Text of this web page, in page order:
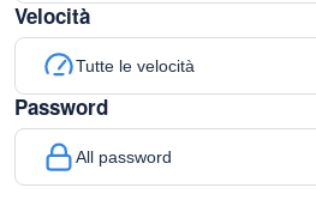
Velocità
Tutte le velocità
Password
All password